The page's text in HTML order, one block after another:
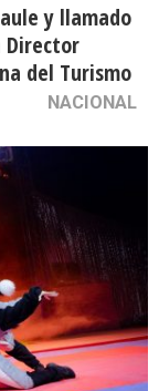
y llamado
Director
del Turismo
NACIONAL